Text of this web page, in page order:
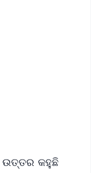
ଉତ୍ତର କହୁଛି